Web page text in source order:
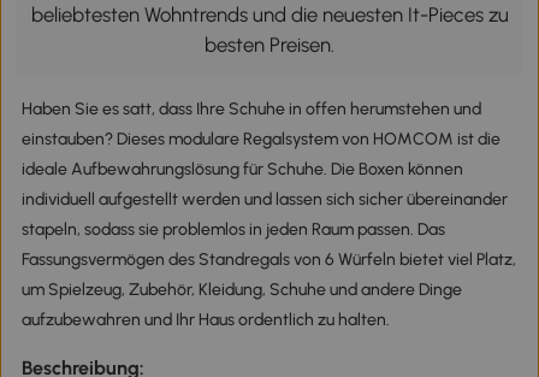
beliebtesten Wohntrends und die neuesten It-Pieces zu
besten Preisen.
Haben Sie es satt, dass Ihre Schuhe in offen herumstehen und
einstauben? Dieses modulare Regalsystem von HOMCOM ist die
ideale Aufbewahrungslösung für Schuhe. Die Boxen können
individuell aufgestellt werden und lassen sich sicher übereinander
stapeln, sodass sie problemlos in jeden Raum passen. Das
Fassungsvermögen des Standregals von 6 Würfeln bietet viel Platz,
um Spielzeug, Zubehör, Kleidung, Schuhe und andere Dinge
aufzubewahren und Ihr Haus ordentlich zu halten.
Beschreibung: